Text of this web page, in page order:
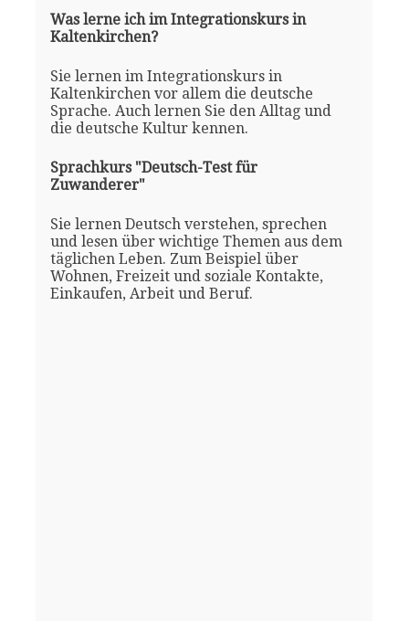
Was lerne ich im Integrationskurs in
Kaltenkirchen?
Sie lernen im Integrationskurs in
Kaltenkirchen vor allem die deutsche
Sprache. Auch lernen Sie den Alltag und
die deutsche Kultur kennen.
Sprachkurs "Deutsch-Test für
Zuwanderer"
Sie lernen Deutsch verstehen, sprechen
und lesen über wichtige Themen aus dem
täglichen Leben. Zum Beispiel über
Wohnen, Freizeit und soziale Kontakte,
Einkaufen, Arbeit und Beruf.